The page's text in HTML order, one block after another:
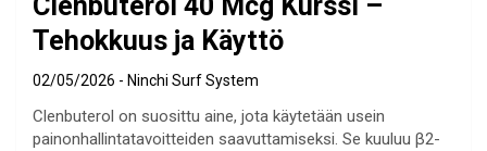
Tehokkuus ja Käyttö
02/05/2026 Ninchi Surf System
Clenbuterol on suosittu aine, jota käytetään usein
painonhallintatavoitteiden saavuttamiseksi. Se kuuluu β2-